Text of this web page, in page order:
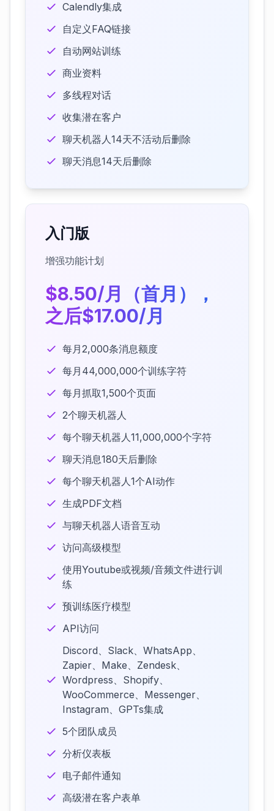
Calendly集成
自定义FAQ链接
自动网站训练
商业资料
多线程对话
收集潜在客户
聊天机器人14天不活动后删除
聊天消息14天后删除
入门版
增强功能计划
$8.50/月（首月），
之后$17.00/月
每月2,000条消息额度
每月44,000,000个训练字符
每月抓取1,500个页面
2个聊天机器人
每个聊天机器人11,000,000个字符
聊天消息180天后删除
每个聊天机器人1个AI动作
生成PDF文档
与聊天机器人语音互动
访问高级模型
使用Youtube或视频/音频文件进行训
练
预训练医疗模型
API访问
Discord、Slack、WhatsApp、
Zapier、Make、Zendesk、
Wordpress、Shopify、
WooCommerce、Messenger、
Instagram、GPTs集成
5个团队成员
分析仪表板
电子邮件通知
高级潜在客户表单